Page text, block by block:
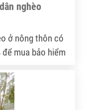
nghèo
ở nông thôn có
mua bảo hiểm